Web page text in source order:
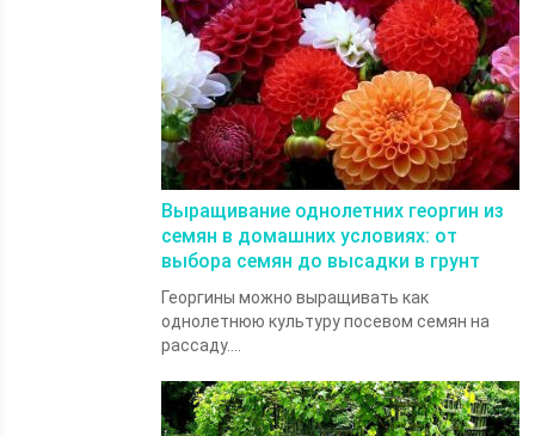
Выращивание однолетних георгин из
семян в домашних условиях: от
выбора семян до высадки в грунт
Георгины можно выращивать как
однолетнюю культуру посевом семян на
рассаду....